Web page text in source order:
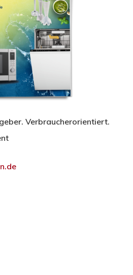
Verbraucherorientiert.